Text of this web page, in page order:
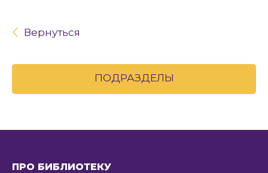
Вернуться
ПОДРАЗДЕЛЫ
ПРО БИБЛИОТЕКУ